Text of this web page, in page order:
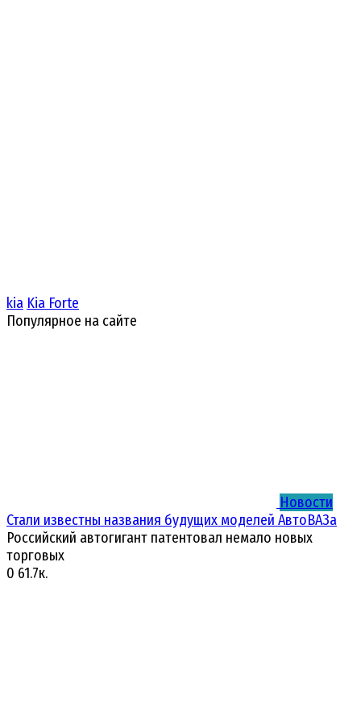
kia Kia Forte
Популярное на сайте
Новости
Стали известны названия будущих моделей АвтоВАЗа
Российский автогигант патентовал немало новых
торговых
0 61.7к.